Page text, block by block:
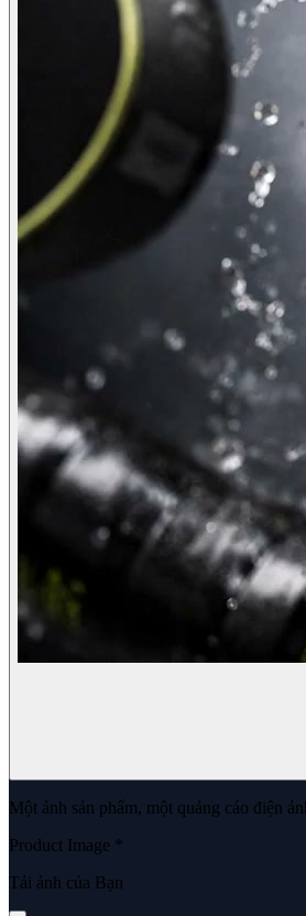
Một ảnh sản phẩm, một quảng cáo điện
Product Image *
Tải ảnh của Bạn